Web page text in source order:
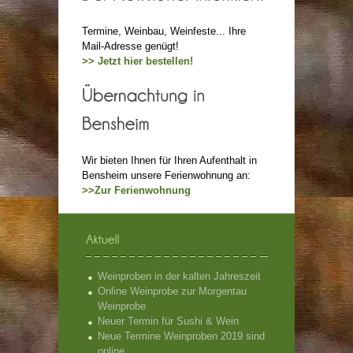
Termine, Weinbau, Weinfeste... Ihre
Mail-Adresse genügt!
>> Jetzt hier bestellen!
Wir bieten Ihnen für Ihren Aufenthalt in
Bensheim unsere Ferienwohnung an:
>>Zur Ferienwohnung
Weinproben in der kalten Jahreszeit
Online Weinprobe zur Morgentau
Weinprobe
Neuer Termin für Sushi & Wein
Neue Termine Weinproben 2019 sind